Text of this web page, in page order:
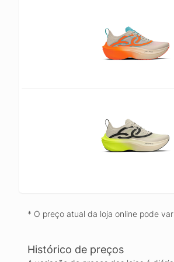
* O preço atual da loja online pode
Histórico de preços